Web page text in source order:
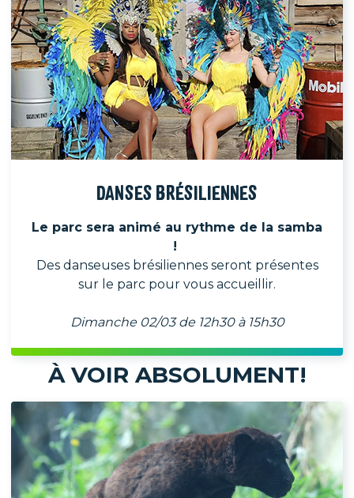
DANSES BRÉSILIENNES
Le parc sera animé au rythme de la samba
!
Des danseuses brésiliennes seront présentes
sur le parc pour vous accueillir.
Dimanche 02/03 de 12h30 à 15h30
À VOIR ABSOLUMENT!